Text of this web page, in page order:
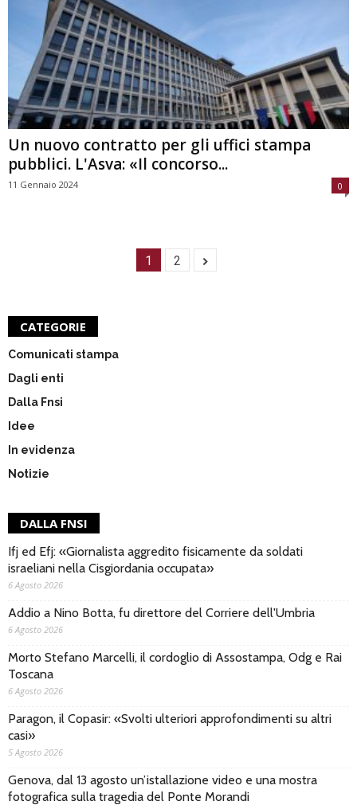
Un nuovo contratto per gli uffici stampa
pubblici. L'Asva: «Il concorso...
11 Gennaio 2024 0
1 2
CATEGORIE
Comunicati stampa
Dagli enti
Dalla Fnsi
Idee
In evidenza
Notizie
DALLA FNSI
Ifj ed Efj: «Giornalista aggredito fisicamente da soldati
israeliani nella Cisgiordania occupata»
6 Agosto 2026
Addio a Nino Botta, fu direttore del Corriere dell'Umbria
6 Agosto 2026
Morto Stefano Marcelli, il cordoglio di Assostampa, Odg e Rai
Toscana
6 Agosto 2026
Paragon, il Copasir: «Svolti ulteriori approfondimenti su altri
casi»
5 Agosto 2026
Genova, dal 13 agosto un’istallazione video e una mostra
fotografica sulla tragedia del Ponte Morandi